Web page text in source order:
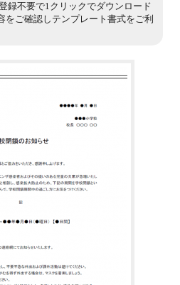
録不要で1クリックでダウンロード
をご確認しテンプレート書式をご利